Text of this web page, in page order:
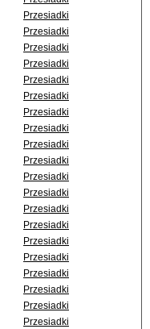
Przesiadki
Przesiadki
Przesiadki
Przesiadki
Przesiadki
Przesiadki
Przesiadki
Przesiadki
Przesiadki
Przesiadki
Przesiadki
Przesiadki
Przesiadki
Przesiadki
Przesiadki
Przesiadki
Przesiadki
Przesiadki
Przesiadki
Przesiadki